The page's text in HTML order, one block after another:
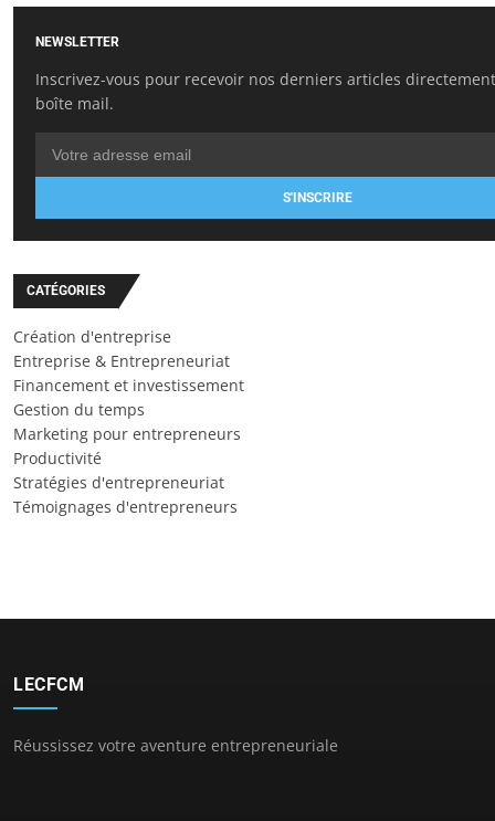
NEWSLETTER
Inscrivez-vous pour recevoir nos derniers articles
boîte mail.
S'INSCRIRE
CATÉGORIES
Création d'entreprise
Entreprise & Entrepreneuriat
Financement et investissement
Gestion du temps
Marketing pour entrepreneurs
Productivité
Stratégies d'entrepreneuriat
Témoignages d'entrepreneurs
LECFCM
Réussissez votre aventure entrepreneuriale